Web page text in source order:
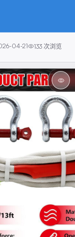
04-21 133 次浏览